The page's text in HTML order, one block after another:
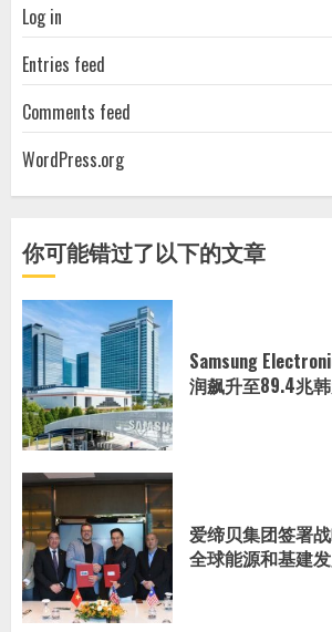
Log in
Entries feed
Comments feed
WordPress.org
你可能错过了以下的文章
Samsung
润飙升至89.4兆
爱缔贝集团签署
全球能源和基建发